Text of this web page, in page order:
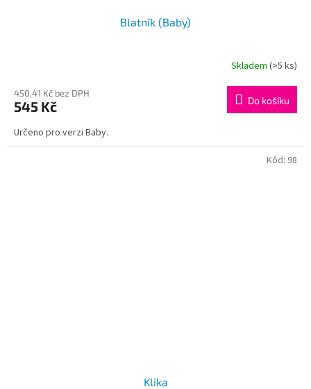
Blatník (Baby)
produktu
je
z
5
Skladem(>5 ks)
450,41 Kč bez DPH
545 Kč Do košíku
Určeno pro verzi Baby.
Klika
Kód: 98